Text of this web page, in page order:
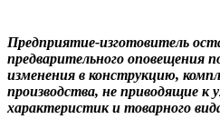
Предприятие-изготовитель
предварительного оповещения
изменения в конструкцию,
производства, не приводящие к
характеристик и товарного